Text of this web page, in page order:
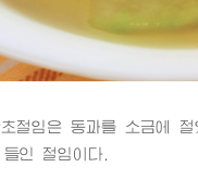
임은 동과를 소금에 절
인 절임이다.